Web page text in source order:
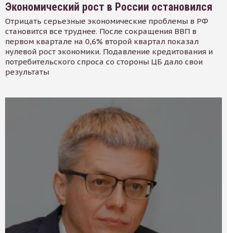
Экономический рост в России остановился
Отрицать серьезные экономические проблемы в РФ
становится все труднее. После сокращения ВВП в
первом квартале на 0,6% второй квартал показал
нулевой рост экономики. Подавление кредитования и
потребительского спроса со стороны ЦБ дало свои
результаты